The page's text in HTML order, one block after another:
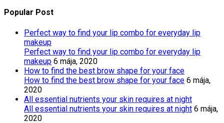
Popular Post
Perfect way to find your lip combo for everyday lip
makeup
Perfect way to find your lip combo for everyday lip
makeup 6 mája, 2020
How to find the best brow shape for your face
How to find the best brow shape for your face 6 mája,
2020
All essential nutrients your skin requires at night
All essential nutrients your skin requires at night 6 mája,
2020